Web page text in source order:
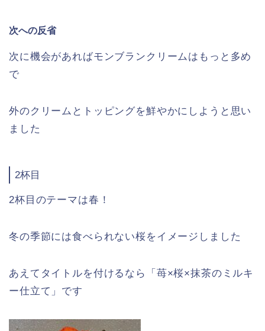
次への反省
次に機会があればモンブランクリームはもっと多め
で
外のクリームとトッピングを鮮やかにしようと思い
ました
2杯目
2杯目のテーマは春！
冬の季節には食べられない桜をイメージしました
あえてタイトルを付けるなら「苺×桜×抹茶のミルキ
ー仕立て」です